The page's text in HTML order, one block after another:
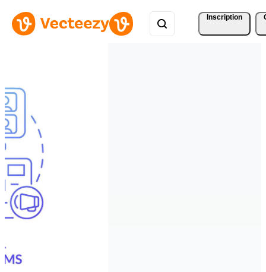
Inscription